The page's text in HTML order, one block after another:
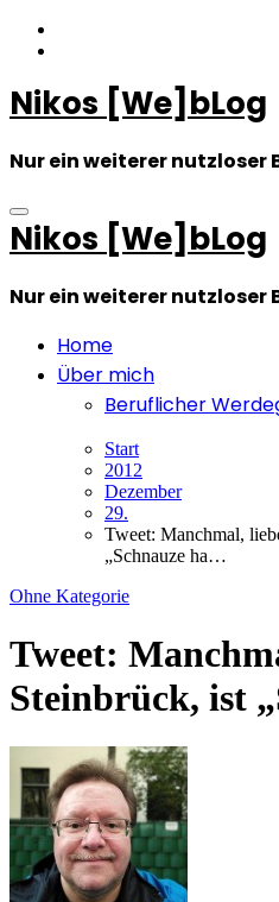
Zum
Inhalt
Nikos [We]bLog
Nur ein weiterer nutzloser
Nikos [We]bLog
Nur ein weiterer nutzloser
Home
Über mich
Beruflicher
Start
2012
Dezember
29.
Tweet: Manchmal,
„Schnauze ha…
Ohne Kategorie
Tweet:
Steinbrück, ist